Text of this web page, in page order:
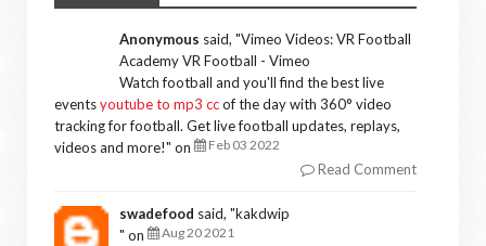
Anonymous said, "Vimeo Videos: VR Football
Academy VR Football - Vimeo
Watch football and you'll find the best live
eventsyoutube to mp3 ccof the day with 360° video
tracking for football. Get live football updates, replays,
videos and more!" on Feb 03 2022
Read Comment
swadefood said, "kakdwip
" on
Aug 20 2021